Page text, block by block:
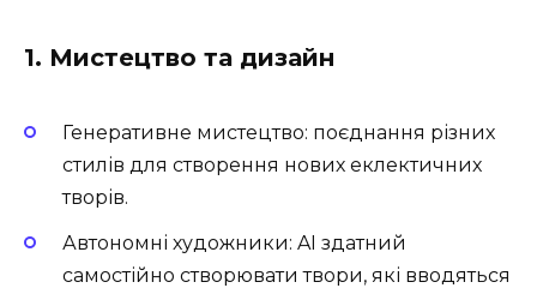
1. Мистецтво та дизайн
Генеративне мистецтво: поєднання різних
стилів для створення нових еклектичних
творів.
Автономні художники: AI здатний
самостійно створювати твори, які вводяться